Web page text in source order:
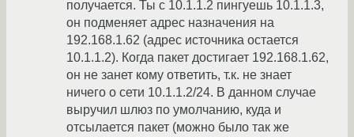
получается. Ты с 10.1.1.2 пингуешь 10.1.1.3,
он подменяет адрес назначения на
192.168.1.62 (адрес источника остается
10.1.1.2). Когда пакет достигает 192.168.1.62,
он не занет кому ответить, т.к. не знает
ничего о сети 10.1.1.2/24. В данном случае
выручил шлюз по умолчанию, куда и
отсылается пакет (можно было так же